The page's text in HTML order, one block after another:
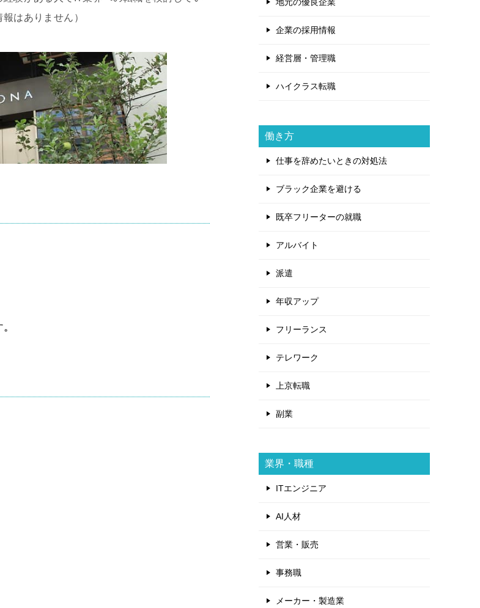
はありません）
企業の採用情報
経営層・管理職
ハイクラス転職
働き方
仕事を辞めたいときの対処法
ブラック企業を避ける
既卒フリーターの就職
アルバイト
派遣
年収アップ
フリーランス
テレワーク
上京転職
副業
業界・職種
ITエンジニア
AI人材
営業・販売
事務職
メーカー・製造業